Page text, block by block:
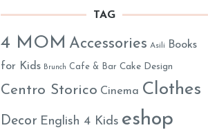
TAG
4 MOM Accessories Asili
Books
for Kids Brunch Cafe & Bar Cake Design
Centro Storico Cinema Clothes
Decor English 4 Kids eshop